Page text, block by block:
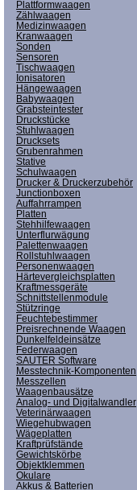
Plattformwaagen
Zählwaagen
Medizinwaagen
Kranwaagen
Sonden
Sensoren
Tischwaagen
Ionisatoren
Hängewaagen
Babywaagen
Grabsteintester
Druckstücke
Stuhlwaagen
Drucksets
Grubenrahmen
Stative
Schulwaagen
Drucker & Druckerzubehör
Junctionboxen
Auffahrrampen
Platten
Stehhilfewaagen
Unterflurwägung
Palettenwaagen
Rollstuhlwaagen
Personenwaagen
Härtevergleichsplatten
Kraftmessgeräte
Schnittstellenmodule
Stützringe
Feuchtebestimmer
Preisrechnende Waagen
Dunkelfeldeinsätze
Federwaagen
SAUTER Software
Messtechnik-Komponenten
Messzellen
Waagenbausätze
Analog- und Digitalwandler
Veterinärwaagen
Wiegehubwagen
Wägeplatten
Kraftprüfstände
Gewichtskörbe
Objektklemmen
Okulare
Akkus & Batterien